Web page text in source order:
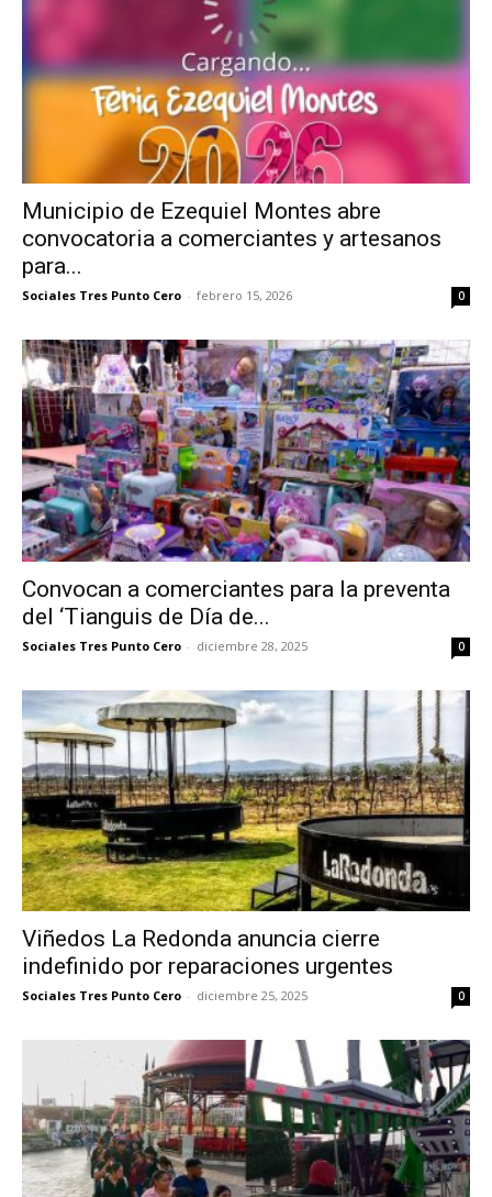
Municipio de Ezequiel Montes abre
convocatoria a comerciantes y artesanos
para...
Sociales Tres Punto Cero - febrero 15, 2026 0
Convocan a comerciantes para la preventa
del ‘Tianguis de Día de...
Sociales Tres Punto Cero - diciembre 28, 2025 0
Viñedos La Redonda anuncia cierre
indefinido por reparaciones urgentes
Sociales Tres Punto Cero - diciembre 25, 2025 0